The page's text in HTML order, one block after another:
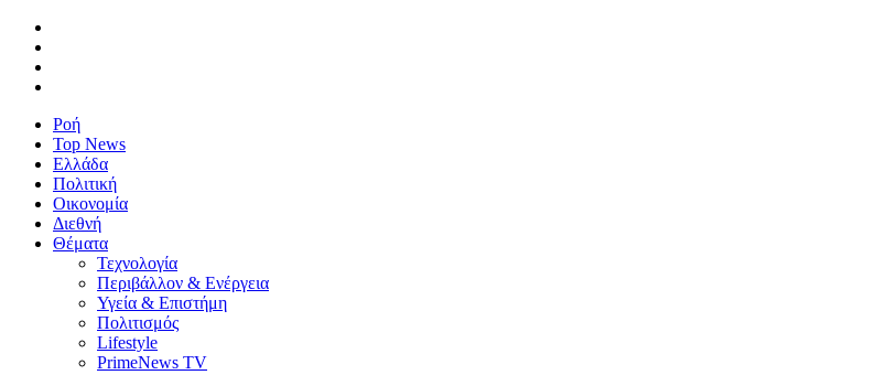
Ροή
Top News
Ελλάδα
Πολιτική
Οικονομία
Διεθνή
Θέματα
Τεχνολογία
Περιβάλλον & Ενέργεια
Υγεία & Επιστήμη
Πολιτισμός
Lifestyle
PrimeNews TV